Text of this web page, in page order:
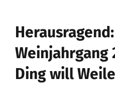
grösseres
Herausragend:
Weinjahrgang
Ding will